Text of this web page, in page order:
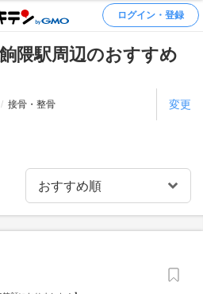
ログイン・登録
隈駅周辺のおすすめ
接骨・整骨 変更